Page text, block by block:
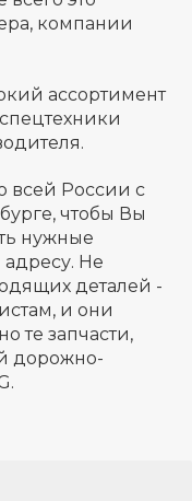
компании
ассортимент
всей России с
чтобы Вы
нужные
адресу. Не
деталей -
и они
те запчасти,
дорожно-